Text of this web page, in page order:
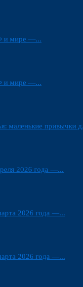
и мире —...
и мире —...
маленькие привычки
2026 года —...
2026 года —...
2026 года —...